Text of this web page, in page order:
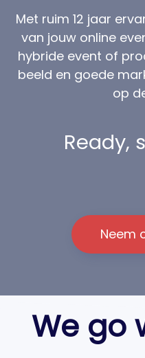
Met ruim 12 jaar
van jouw online
hybride event of
beeld en goede
op
Ready,
Neem
We go